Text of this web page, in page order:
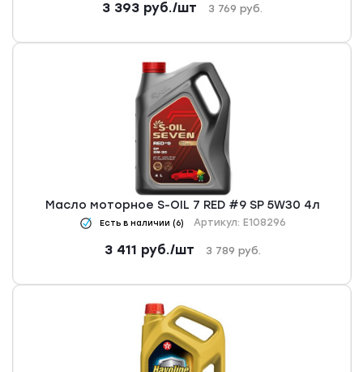
3 393 руб./шт 3 769 руб.
Масло моторное S-OIL 7 RED #9 SP 5W30 4л
Есть в наличии (6) Артикул: E108296
3 411 руб./шт 3 789 руб.